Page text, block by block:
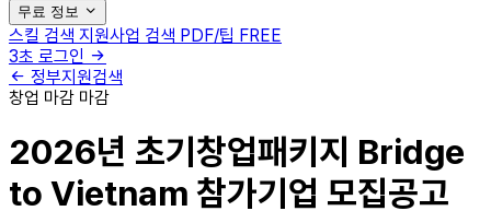
무료 정보
스킬 검색 지원사업 검색 PDF/팁 FREE
3초 로그인
정부지원검색
창업 마감 마감
2026년 초기창업패키지 Bridge
to Vietnam 참가기업 모집공고